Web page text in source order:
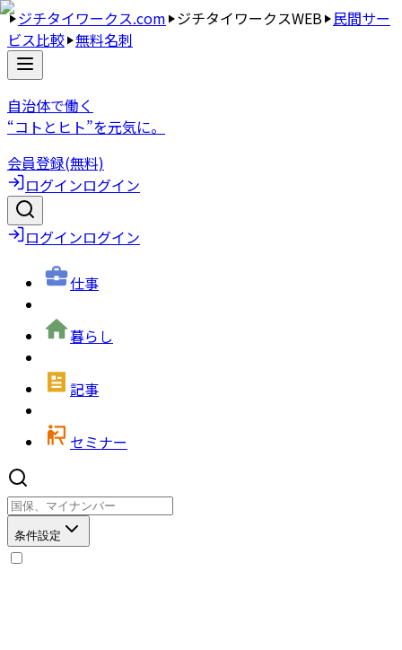
ジチタイワークス.com ジチタイワークスWEB 民間サー
ビス比較 無料名刺
自治体で働く
“コトとヒト”を元気に。
会員登録(無料)
ログインログイン
ログインログイン
仕事
暮らし
記事
セミナー
条件設定